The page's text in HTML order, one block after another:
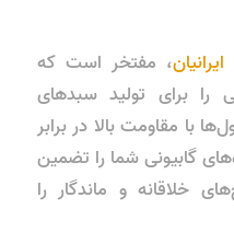
، مفتخر است که
را برای تولید سبدهای
با مقاومت بالا در برابر
گابیونی شما را تضمین
خلاقانه و ماندگار را